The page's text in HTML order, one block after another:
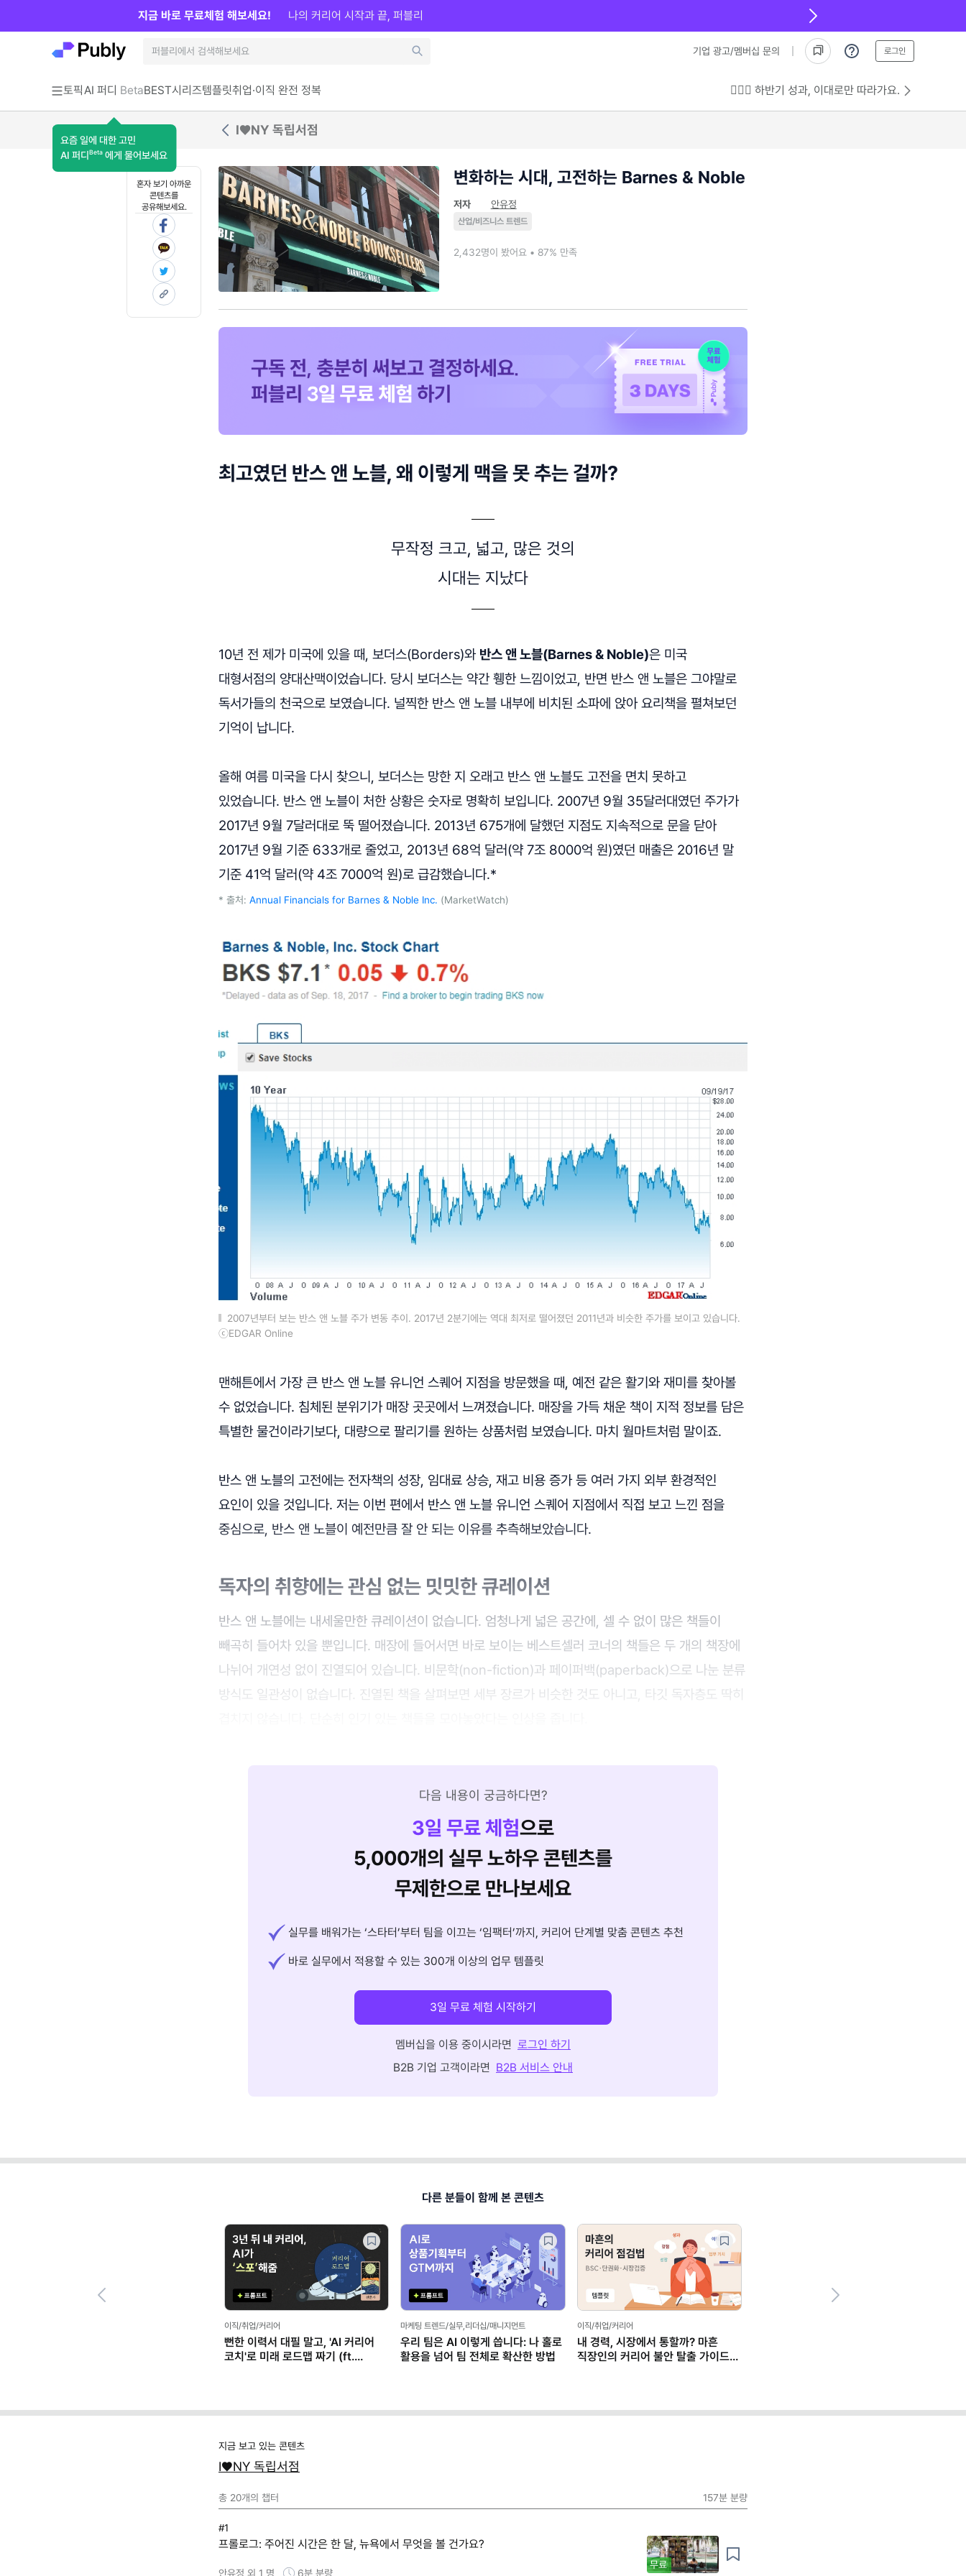
기업 광고/멤버십 문의 로그인
토픽AI 퍼디 Beta
요즘 일에 대한 고민
AI 퍼디 Beta 에게 물어보세요
BEST시리즈템플릿취업·이직 완전 정복 💁🏻‍♂️ 하반기 성과, 이대로만 따라가요.
지금 바로 무료체험 해보세요! 나의 커리어 시작과 끝, 퍼블리
I♥NY 독립서점
혼자 보기 아까운
콘텐츠를
공유해보세요.
변화하는 시대, 고전하는 Barnes & Noble
저자 안유정
산업/비즈니스 트렌드
2,432명이 봤어요 • 87% 만족
최고였던 반스 앤 노블, 왜 이렇게 맥을 못 추는 걸까?
무작정 크고, 넓고, 많은 것의
시대는 지났다
10년 전 제가 미국에 있을 때, 보더스(Borders)와 반스 앤 노블(Barnes & Noble)은 미국
대형서점의 양대산맥이었습니다. 당시 보더스는 약간 휑한 느낌이었고, 반면 반스 앤 노블은 그야말로
독서가들의 천국으로 보였습니다. 널찍한 반스 앤 노블 내부에 비치된 소파에 앉아 요리책을 펼쳐보던
기억이 납니다.
올해 여름 미국을 다시 찾으니, 보더스는 망한 지 오래고 반스 앤 노블도 고전을 면치 못하고
있었습니다. 반스 앤 노블이 처한 상황은 숫자로 명확히 보입니다. 2007년 9월 35달러대였던 주가가
2017년 9월 7달러대로 뚝 떨어졌습니다. 2013년 675개에 달했던 지점도 지속적으로 문을 닫아
2017년 9월 기준 633개로 줄었고, 2013년 68억 달러(약 7조 8000억 원)였던 매출은 2016년 말
기준 41억 달러(약 4조 7000억 원)로 급감했습니다.*
* 출처: Annual Financials for Barnes & Noble Inc. (MarketWatch)
2007년부터 보는 반스 앤 노블 주가 변동 추이. 2017년 2분기에는 역대 최저로 떨어졌던 2011년과 비슷한 주가를 보이고 있습니다.
ⓒEDGAR Online
맨해튼에서 가장 큰 반스 앤 노블 유니언 스퀘어 지점을 방문했을 때, 예전 같은 활기와 재미를 찾아볼
수 없었습니다. 침체된 분위기가 매장 곳곳에서 느껴졌습니다. 매장을 가득 채운 책이 지적 정보를 담은
특별한 물건이라기보다, 대량으로 팔리기를 원하는 상품처럼 보였습니다. 마치 월마트처럼 말이죠.
반스 앤 노블의 고전에는 전자책의 성장, 임대료 상승, 재고 비용 증가 등 여러 가지 외부 환경적인
요인이 있을 것입니다. 저는 이번 편에서 반스 앤 노블 유니언 스퀘어 지점에서 직접 보고 느낀 점을
중심으로, 반스 앤 노블이 예전만큼 잘 안 되는 이유를 추측해보았습니다.
독자의 취향에는 관심 없는 밋밋한 큐레이션
반스 앤 노블에는 내세울만한 큐레이션이 없습니다. 엄청나게 넓은 공간에, 셀 수 없이 많은 책들이
빼곡히 들어차 있을 뿐입니다. 매장에 들어서면 바로 보이는 베스트셀러 코너의 책들은 두 개의 책장에
나뉘어 개연성 없이 진열되어 있습니다. 비문학(non-fiction)과 페이퍼백(paperback)으로 나눈 분류
방식도 일관성이 없습니다. 진열된 책을 살펴보면 세부 장르가 비슷한 것도 아니고, 타깃 독자층도 딱히
다음 내용이 궁금하다면?
3일 무료 체험으로
5,000개의 실무 노하우 콘텐츠를
무제한으로 만나보세요
실무를 배워가는 ‘스타터’부터 팀을 이끄는 ‘임팩터’까지, 커리어 단계별 맞춤 콘텐츠 추천
바로 실무에서 적용할 수 있는 300개 이상의 업무 템플릿
3일 무료 체험 시작하기
멤버십을 이용 중이시라면 로그인 하기
B2B 기업 고객이라면 B2B 서비스 안내
다른 분들이 함께 본 콘텐츠
이직/취업/커리어
뻔한 이력서 대필 말고, 'AI 커리어
코치'로 미래 로드맵 짜기 (ft.
마케팅 트렌드/실무,리더십/매니지먼트
우리 팀은 AI 이렇게 씁니다: 나 홀로
활용을 넘어 팀 전체로 확산한 방법
이직/취업/커리어
내 경력, 시장에서 통할까? 마흔
직장인의 커리어 불안 탈출 가이드
지금 보고 있는 콘텐츠
I♥NY 독립서점
총 20개의 챕터 157분 분량
#1
프롤로그: 주어진 시간은 한 달, 뉴욕에서 무엇을 볼 건가요?
무료
안유정 외 1 명 6분 분량